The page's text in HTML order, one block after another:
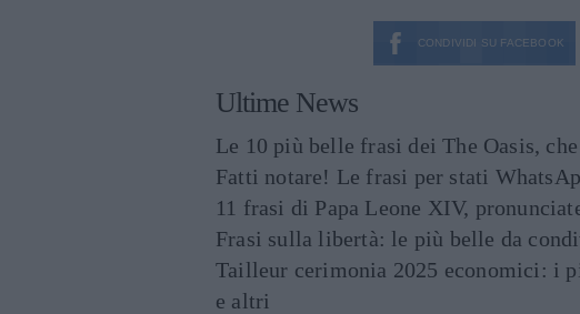
CONDIVIDI SU FACEBOOK
Ultime News
Le 10 più belle frasi dei The Oasis,
Fatti notare! Le frasi per stati
11 frasi di Papa Leone XIV,
Frasi sulla libertà: le più belle da
Tailleur cerimonia 2025 economici: i
e altri